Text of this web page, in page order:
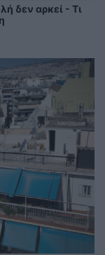
δεν αρκεί - Τι